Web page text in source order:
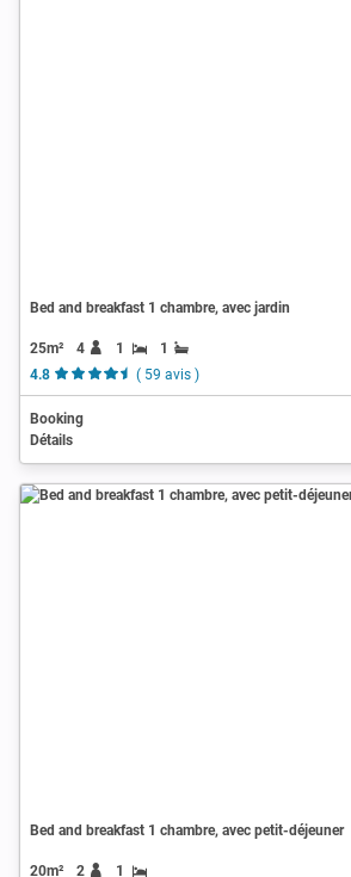
Bed and breakfast 1 chambre, avec jardin
25m² 4 1
1
4.8
( 59 avis )
Booking
Détails
Bed and breakfast 1 chambre, avec petit-déjeuner
20m² 2 1